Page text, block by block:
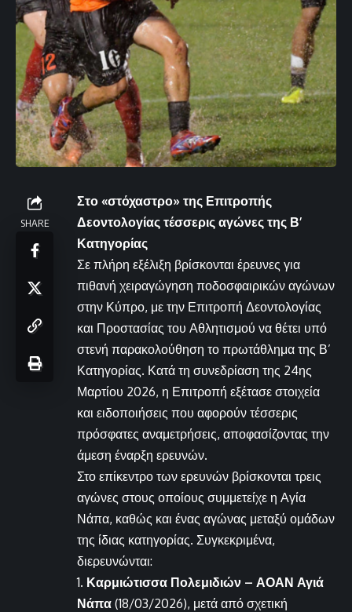
SHARE
Στο «στόχαστρο» της Επιτροπής
Δεοντολογίας τέσσερις αγώνες της Β’
Κατηγορίας
Σε πλήρη εξέλιξη βρίσκονται έρευνες για
πιθανή χειραγώγηση ποδοσφαιρικών αγώνων
στην Κύπρο, με την Επιτροπή Δεοντολογίας
και Προστασίας του Αθλητισμού να θέτει υπό
στενή παρακολούθηση το πρωτάθλημα της Β’
Κατηγορίας. Κατά τη συνεδρίαση της 24ης
Μαρτίου 2026, η Επιτροπή εξέτασε στοιχεία
και ειδοποιήσεις που αφορούν τέσσερις
πρόσφατες αναμετρήσεις, αποφασίζοντας την
άμεση έναρξη ερευνών.
Στο επίκεντρο των ερευνών βρίσκονται τρεις
αγώνες στους οποίους συμμετείχε η Αγία
Νάπα, καθώς και ένας αγώνας μεταξύ ομάδων
της ίδιας κατηγορίας. Συγκεκριμένα,
διερευνώνται:
Καρμιώτισσα Πολεμιδιών – ΑΟΑΝ Αγιά
Νάπα (18/03/2026), μετά από σχετική